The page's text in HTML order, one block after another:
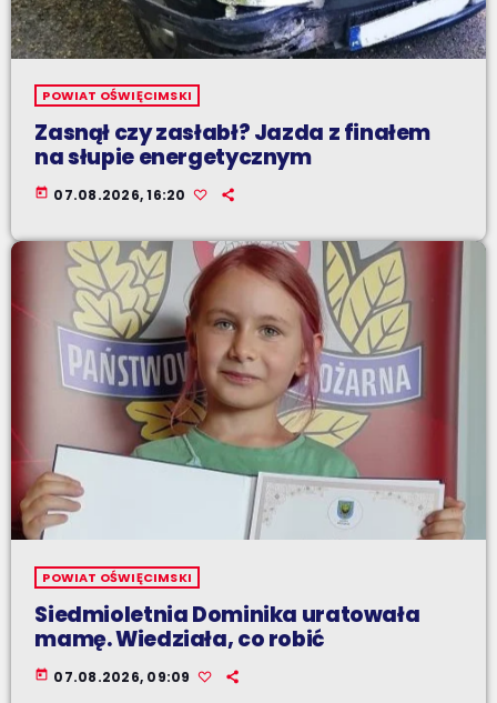
POWIAT OŚWIĘCIMSKI
Zasnął czy zasłabł? Jazda z finałem
na słupie energetycznym
today 07.08.2026, 16:20
POWIAT OŚWIĘCIMSKI
Siedmioletnia Dominika uratowała
mamę. Wiedziała, co robić
today 07.08.2026, 09:09